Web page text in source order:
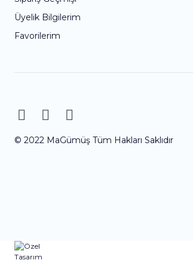
Üyelik Bilgilerim
Favorilerim
© 2022 MaGümüş Tüm Hakları Saklıdır